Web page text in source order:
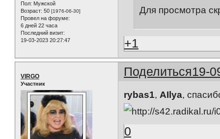
Пол: Мужской
Возраст: 50 [1976-06-30]
Провел на форуме:
6 дней 22 часа
Последний визит:
19-03-2023 20:27:47
Для просмотра
+1
Поделиться19-
VIRGO
Участник
rybas1, AIlya,
0